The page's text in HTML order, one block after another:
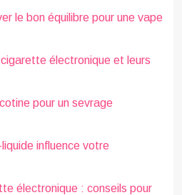
le bon équilibre pour une vape
électronique et leurs
pour un sevrage
influence votre
électronique : conseils pour